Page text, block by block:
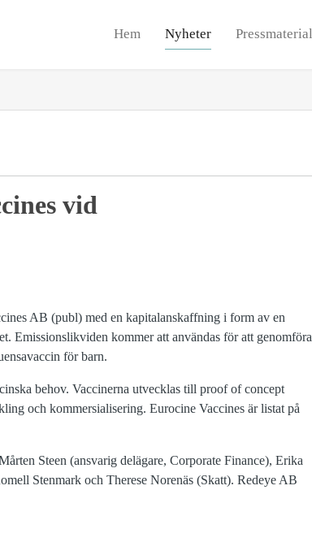
Hem Nyheter Pressmaterial
vid
AB (publ) med en kapitalanskaffning i form av en
Emissionslikviden kommer att användas för att genomföra
för barn.
behov. Vaccinerna utvecklas till proof of concept
och kommersialisering. Eurocine Vaccines är listat på
Steen (ansvarig delägare, Corporate Finance), Erika
Stenmark och Therese Norenäs (Skatt). Redeye AB